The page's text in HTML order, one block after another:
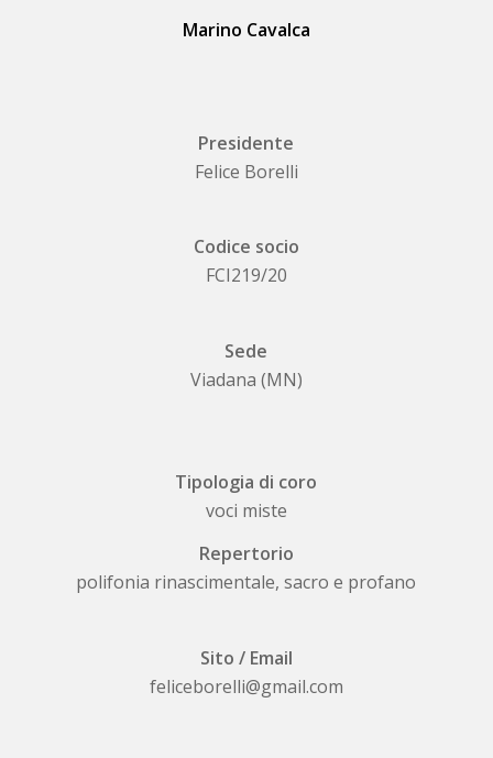
Marino Cavalca
Presidente
Felice Borelli
Codice socio
FCI219/20
Sede
Viadana (MN)
Tipologia di coro
voci miste
Repertorio
polifonia rinascimentale, sacro e profano
Sito / Email
feliceborelli@gmail.com